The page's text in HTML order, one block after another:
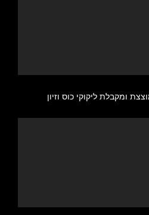
ומקבלת ליקוקי כוס וזיון